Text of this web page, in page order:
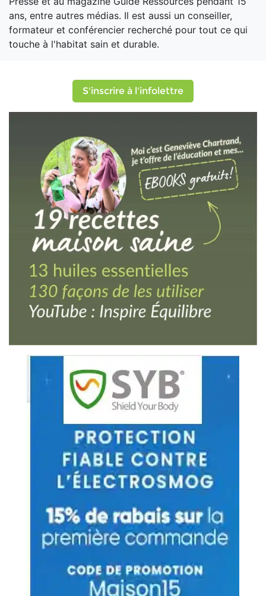
ans, entre autres médias. Il est aussi un conseiller,
formateur et conférencier recherché pour tout ce qui
touche à l'habitat sain et durable.
S'inscrire à l'infolettre